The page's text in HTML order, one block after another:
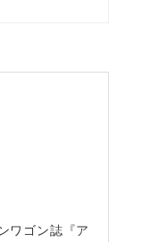
ワゴン誌『ア